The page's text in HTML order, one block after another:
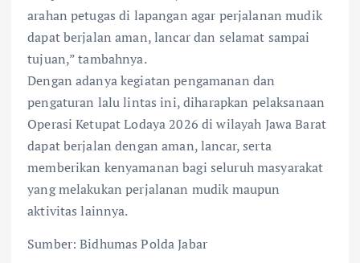
arahan petugas di lapangan agar perjalanan mudik
dapat berjalan aman, lancar dan selamat sampai
tujuan,” tambahnya.
Dengan adanya kegiatan pengamanan dan
pengaturan lalu lintas ini, diharapkan pelaksanaan
Operasi Ketupat Lodaya 2026 di wilayah Jawa Barat
dapat berjalan dengan aman, lancar, serta
memberikan kenyamanan bagi seluruh masyarakat
yang melakukan perjalanan mudik maupun
aktivitas lainnya.
Sumber: Bidhumas Polda Jabar